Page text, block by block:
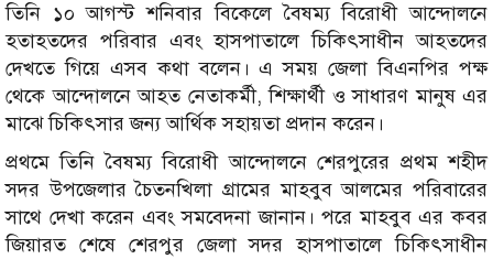
তিনি ১০ আগস্ট শনিবার বিকেলে বৈষম্য বিরোধী আন্দোলনে
হতাহতদের পরিবার এবং হাসপাতালে চিকিৎসাধীন আহতদের
দেখতে গিয়ে এসব কথা বলেন। এ সময় জেলা বিএনপির পক্ষ
থেকে আন্দোলনে আহত নেতাকর্মী, শিক্ষার্থী ও সাধারণ মানুষ এর
মাঝে চিকিৎসার জন্য আর্থিক সহায়তা প্রদান করেন।
প্রথমে তিনি বৈষম্য বিরোধী আন্দোলনে শেরপুরের প্রথম শহীদ
সদর উপজেলার চৈতনখিলা গ্রামের মাহবুব আলমের পরিবারের
সাথে দেখা করেন এবং সমবেদনা জানান। পরে মাহবুব এর কবর
জিয়ারত শেষে শেরপুর জেলা সদর হাসপাতালে চিকিৎসাধীন